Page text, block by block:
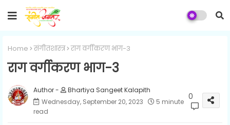
Home संगीतशास्त्र राग वर्गीकरण भाग-3
राग वर्गीकरण भाग-3
Bhartiya Sangeet Kalapith
Wednesday, September 20, 2023
5 minute
read
0